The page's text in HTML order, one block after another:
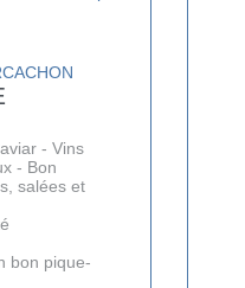
- Vins
- Bon
salées et
bon pique-